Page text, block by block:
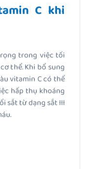
C khi
trong việc tối
thể. Khi bổ sung
vitamin C có thể
hấp thụ khoáng
sắt từ dạng sắt III